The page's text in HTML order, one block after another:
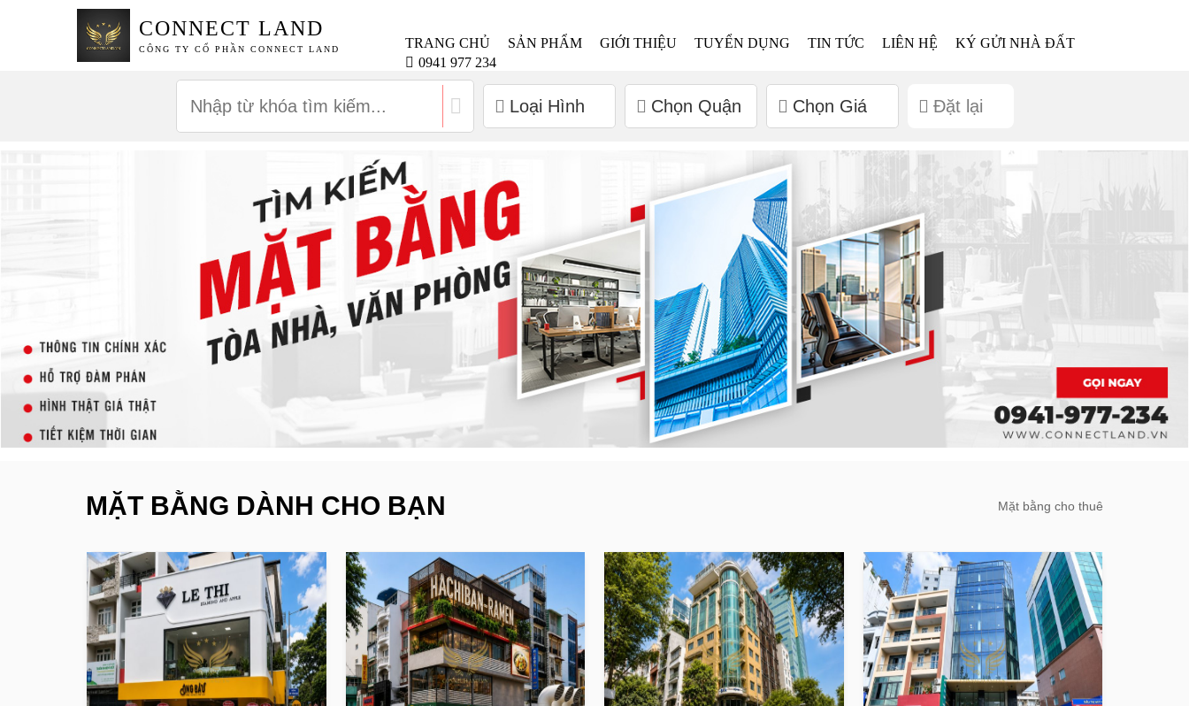
CONNECT LAND
CÔNG TY CỔ PHẦN CONNECT LAND TRANG CHỦ SẢN PHẨM GIỚI THIỆU TUYỂN DỤNG TIN TỨC LIÊN HỆ
KÝ GỬI NHÀ ĐẤT
0941 977 234
Loại Hình Chọn Quận Chọn Giá Đặt lại
MẶT BẰNG DÀNH CHO BẠN Mặt bằng cho thuê